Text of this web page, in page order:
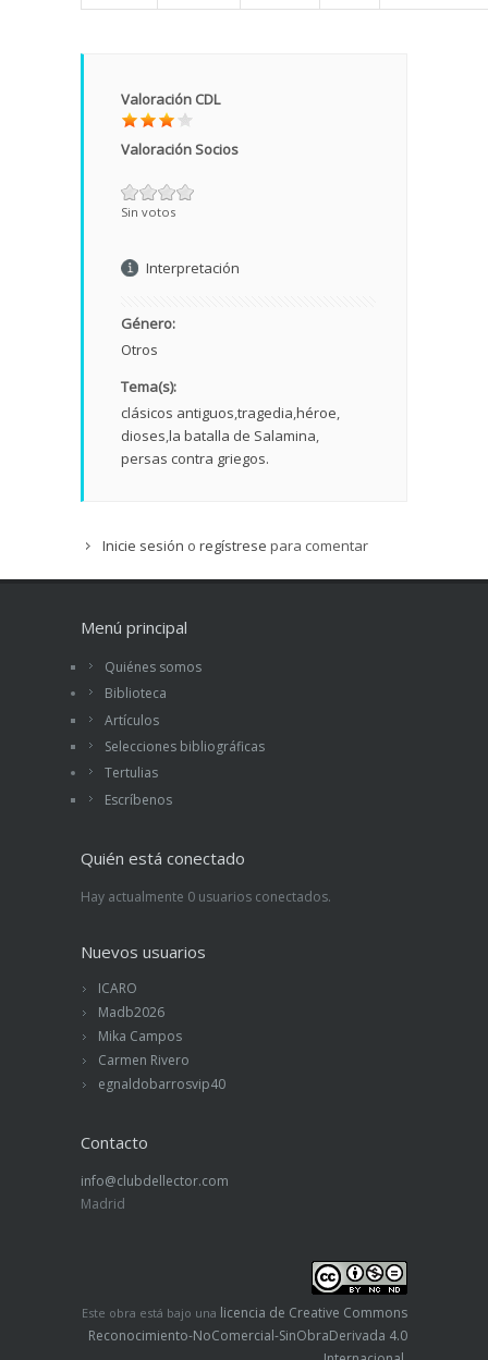
Valoración CDL
Valoración Socios
Sin votos
Interpretación
Género:
Otros
Tema(s):
clásicos antiguos tragedia héroe
dioses la batalla de Salamina
persas contra griegos.
Inicie sesión o regístrese para comentar
Menú principal
Quiénes somos
Biblioteca
Artículos
Selecciones bibliográficas
Tertulias
Escríbenos
Quién está conectado
Hay actualmente 0 usuarios conectados.
Nuevos usuarios
ICARO
Madb2026
Mika Campos
Carmen Rivero
egnaldobarrosvip40
Contacto
info@clubdellector.com
Madrid
Este obra está bajo una licencia de Creative Commons
Reconocimiento-NoComercial-SinObraDerivada 4.0